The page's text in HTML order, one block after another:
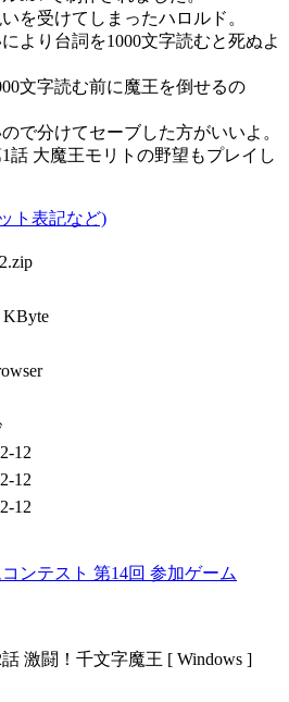
を受けてしまったハロルド。
より台詞を1000文字読むと死ぬよ
文字読む前に魔王を倒せるの
で分けてセーブした方がいいよ。
話 大魔王モリトの野望もプレイし
ト表記など)
KByte
12
12
12
ンテスト 第14回 参加ゲーム
激闘！千文字魔王 [ Windows ]